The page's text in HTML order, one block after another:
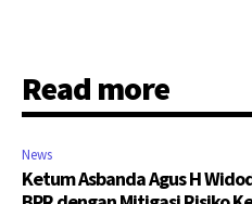
Read more
News
Ketum Asbanda Agus H